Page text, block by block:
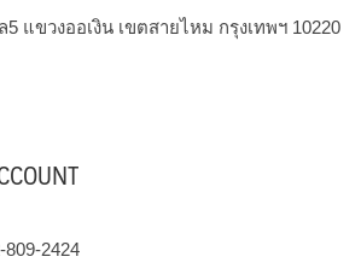
แขวงออเงิน เขตสายไหม กรุงเทพฯ 10220
809-2424